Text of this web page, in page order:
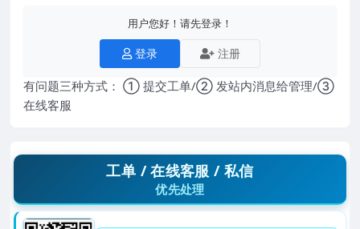
用户您好！请先登录！
登录 注册
有问题三种方式： ① 提交工单/② 发站内消息给管理/③
在线客服
工单 / 在线客服 / 私信
优先处理